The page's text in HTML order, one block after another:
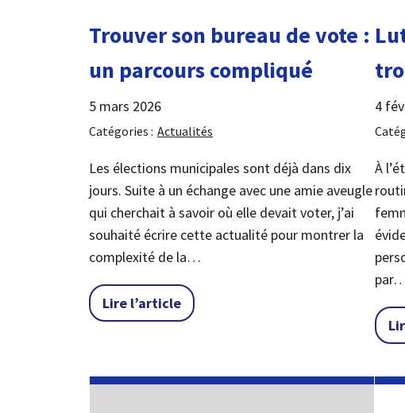
Trouver son bureau de vote :
un parcours compliqué
5 mars 2026
Catégories : Actualités
Les élections municipales sont déjà dans dix
jours. Suite à un échange avec une amie aveugle
qui cherchait à savoir où elle devait voter, j’ai
souhaité écrire cette actualité pour montrer la
complexité de la…
Lire l’article« Trouver son bureau de vote : un
4
À